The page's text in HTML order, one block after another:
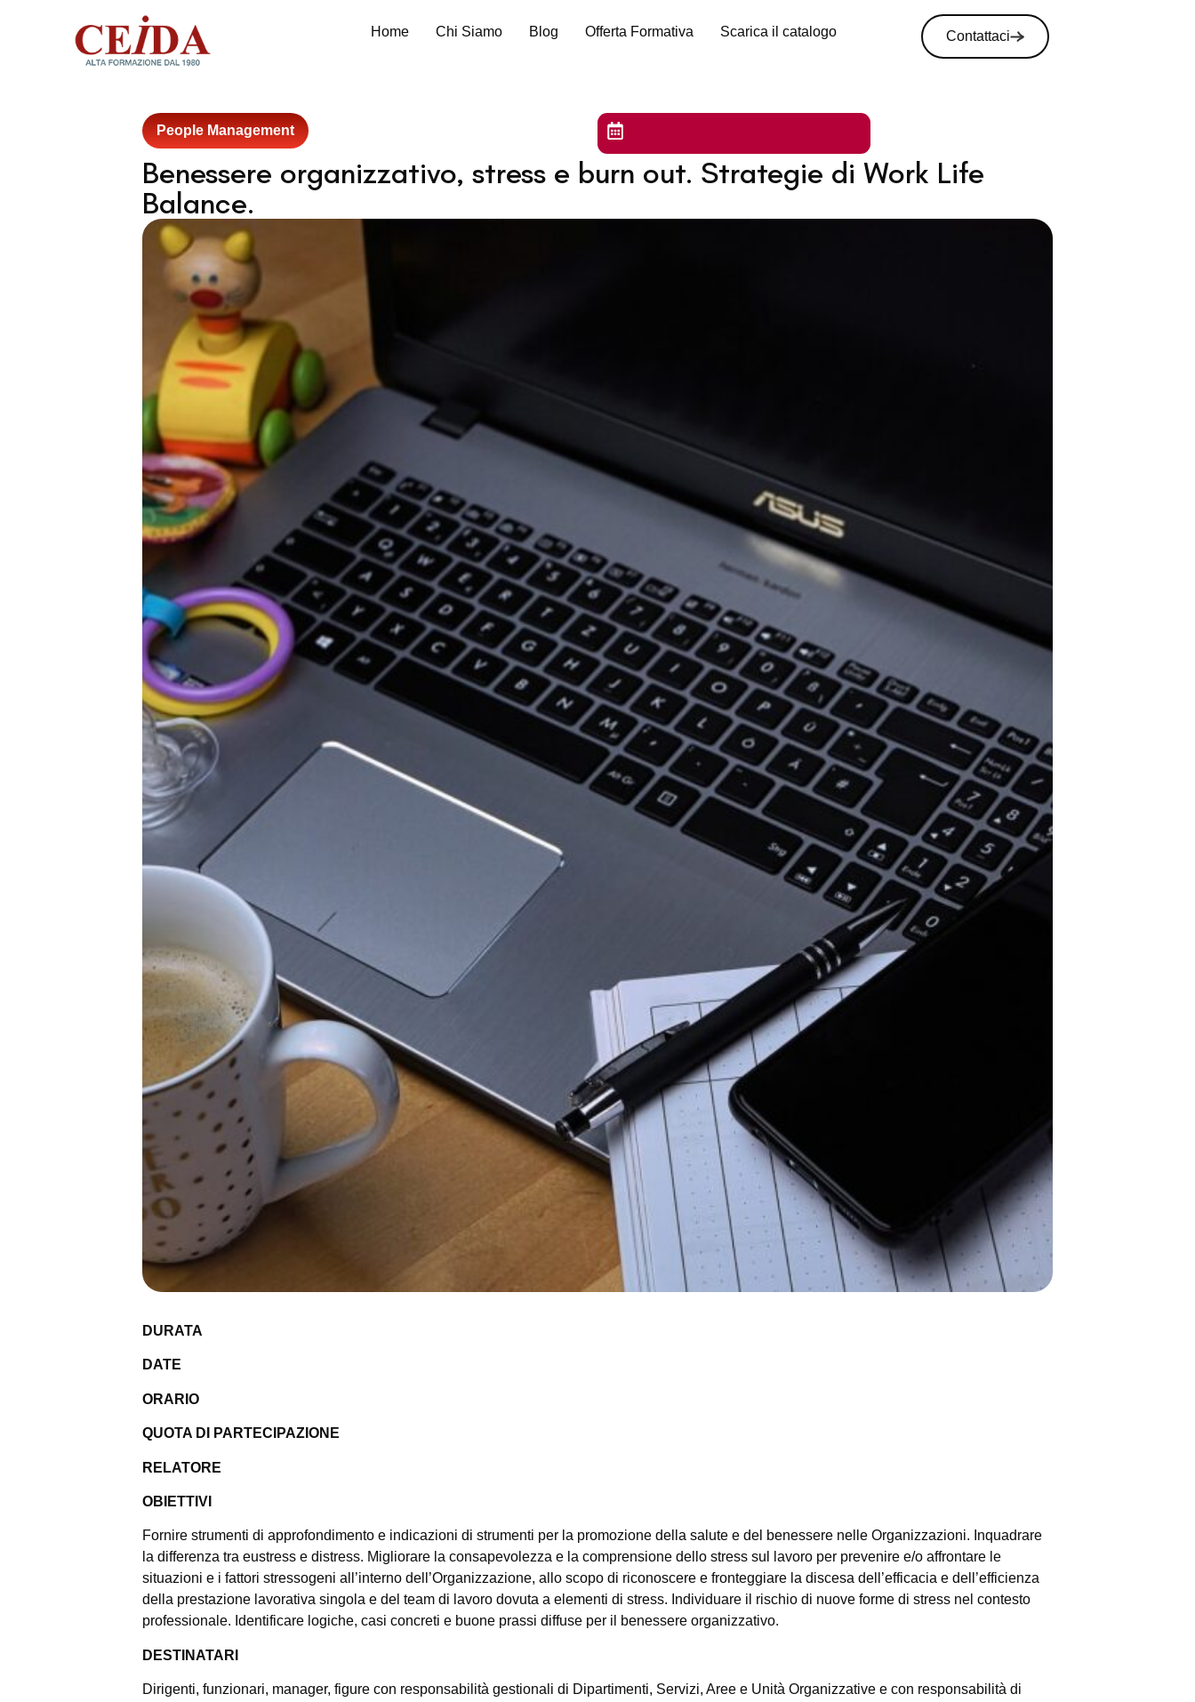
Home Chi Siamo Blog Offerta Formativa Scarica il catalogo Contattaci
People Management
Benessere organizzativo, stress e burn out. Strategie di Work Life
Balance.
DURATA
DATE
ORARIO
QUOTA DI PARTECIPAZIONE
RELATORE
OBIETTIVI
Fornire strumenti di approfondimento e indicazioni di strumenti per la promozione della salute e del benessere nelle Organizzazioni. Inquadrare
la differenza tra eustress e distress. Migliorare la consapevolezza e la comprensione dello stress sul lavoro per prevenire e/o affrontare le
situazioni e i fattori stressogeni all’interno dell’Organizzazione, allo scopo di riconoscere e fronteggiare la discesa dell’efficacia e dell’efficienza
della prestazione lavorativa singola e del team di lavoro dovuta a elementi di stress. Individuare il rischio di nuove forme di stress nel contesto
professionale. Identificare logiche, casi concreti e buone prassi diffuse per il benessere organizzativo.
DESTINATARI
Dirigenti, funzionari, manager, figure con responsabilità gestionali di Dipartimenti, Servizi, Aree e Unità Organizzative e con responsabilità di